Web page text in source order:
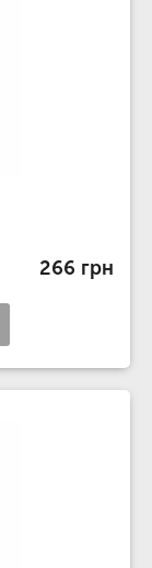
266 грн